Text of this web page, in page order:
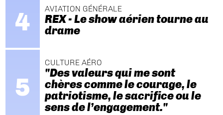
AVIATION GÉNÉRALE
REX - Le show aérien tourne au
drame
CULTURE AÉRO
"Des valeurs qui me sont
chères comme le courage, le
patriotisme, le sacrifice ou le
sens de l’engagement."